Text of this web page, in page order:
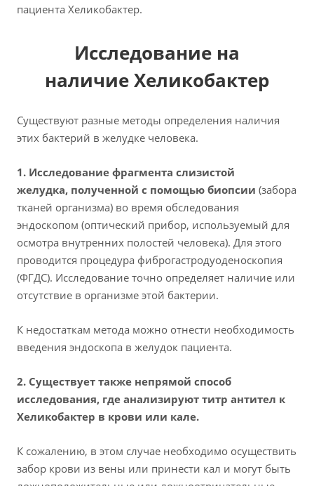
пациента Хеликобактер.
Исследование на
наличие Хеликобактер
Существуют разные методы определения наличия
этих бактерий в желудке человека.
1. Исследование фрагмента слизистой
желудка, полученной с помощью биопсии (забора
тканей организма) во время обследования
эндоскопом (оптический прибор, используемый для
осмотра внутренних полостей человека). Для этого
проводится процедура фиброгастродуоденоскопия
(ФГДС). Исследование точно определяет наличие или
отсутствие в организме этой бактерии.
К недостаткам метода можно отнести необходимость
введения эндоскопа в желудок пациента.
2. Существует также непрямой способ
исследования, где анализируют титр антител к
Хеликобактер в крови или кале.
К сожалению, в этом случае необходимо осуществить
забор крови из вены или принести кал и могут быть